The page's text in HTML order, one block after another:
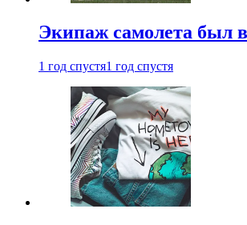
Экипаж самолета был
1 год спустя1 год спустя